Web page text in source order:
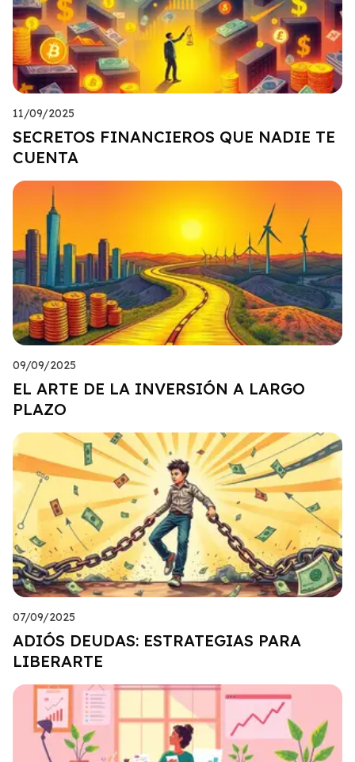
11/09/2025
SECRETOS FINANCIEROS QUE NADIE TE
CUENTA
09/09/2025
EL ARTE DE LA INVERSIÓN A LARGO
PLAZO
07/09/2025
ADIÓS DEUDAS: ESTRATEGIAS PARA
LIBERARTE